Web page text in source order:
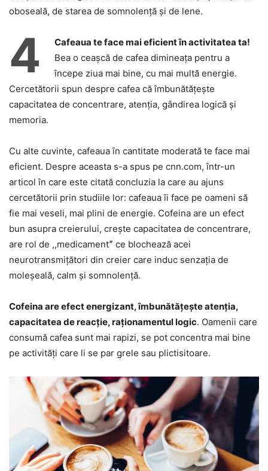
oboseală, de starea de somnolență și de lene.
4
Cafeaua te face mai eficient în activitatea ta!
Bea o ceașcă de cafea dimineața pentru a
începe ziua mai bine, cu mai multă energie.
Cercetătorii spun despre cafea că îmbunătățește
capacitatea de concentrare, atenția, gândirea logică și
memoria.
Cu alte cuvinte, cafeaua în cantitate moderată te face mai
eficient. Despre aceasta s-a spus pe cnn.com, într-un
articol în care este citată concluzia la care au ajuns
cercetătorii prin studiile lor: cafeaua îi face pe oameni să
fie mai veseli, mai plini de energie. Cofeina are un efect
bun asupra creierului, crește capacitatea de concentrare,
are rol de ,,medicamentˮ ce blochează acei
neurotransmițători din creier care induc senzația de
moleșeală, calm și somnolență.
Cofeina are efect energizant, îmbunătățește atenția,
capacitatea de reacție, raționamentul logic. Oamenii care
consumă cafea sunt mai rapizi, se pot concentra mai bine
pe activități care li se par grele sau plictisitoare.